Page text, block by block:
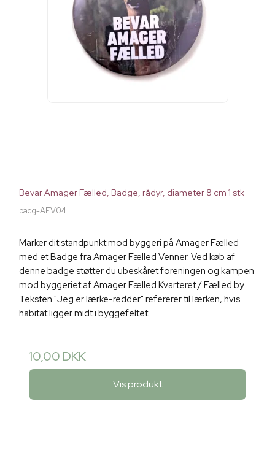
Bevar Amager Fælled, Badge, rådyr, diameter 8 cm 1 stk
badg-AFV04
Marker dit standpunkt mod byggeri på Amager Fælled
med et Badge fra Amager Fælled Venner. Ved køb af
denne badge støtter du ubeskåret foreningen og kampen
mod byggeriet af Amager Fælled Kvarteret / Fælled by.
Teksten "Jeg er lærke-redder" refererer til lærken, hvis
habitat ligger midt i byggefeltet.
10,00 DKK
Vis produkt